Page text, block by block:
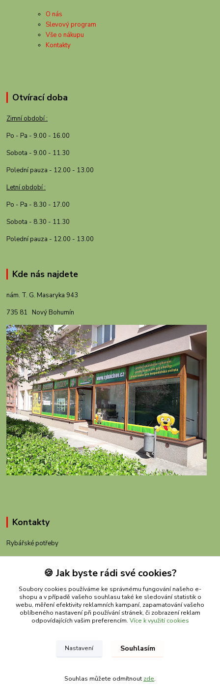
O nás
Slevový program
Vše o nákupu
Kontakty
Otvírací doba
Zimní období :
Po - Pa - 9.00 - 16.00
Sobota - 9.00 - 11.30
Polední pauza - 12.00 - 13.00
Letní období :
Po - Pa - 8.30 - 17.00
Sobota - 8.30 - 11.30
Polední pauza - 12.00 - 13.00
Kde nás najdete
nám. T. G. Masaryka 943
735 81 Nový Bohumín
Kontakty
Rybářské potřeby
+420 605 983 110
obchod@rybachov.cz
Upravit sběr cookies.
🍪 Jak byste rádi své cookies?
Soubory cookies používáme ke správnému fungování našeho e-
shopu a v případě vašeho souhlasu také ke sledování statistik o
webu, měření efektivity reklamních kampaní, zapamatování vašeho
oblíbeného nastavení při používání stránek, či zobrazení reklam
odpovídajících vašim preferencím. Více k využití cookies
Nastavení Souhlasím
Souhlas můžete odmítnout zde.